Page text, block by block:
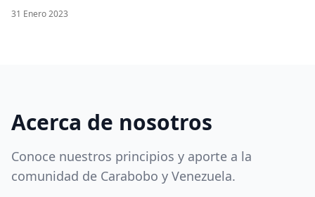
31 Enero 2023
Acerca de nosotros
Conoce nuestros principios y aporte a la
comunidad de Carabobo y Venezuela.